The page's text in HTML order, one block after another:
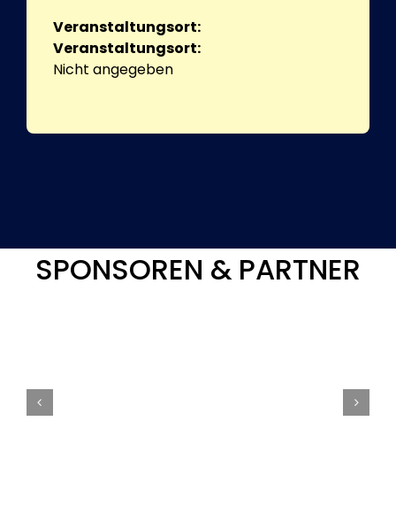
Veranstaltungsort:
Veranstaltungsort:
Nicht angegeben
SPONSOREN & PARTNER